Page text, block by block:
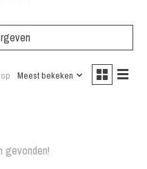
Meest bekeken
gevonden!